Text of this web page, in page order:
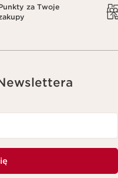
za Twoje